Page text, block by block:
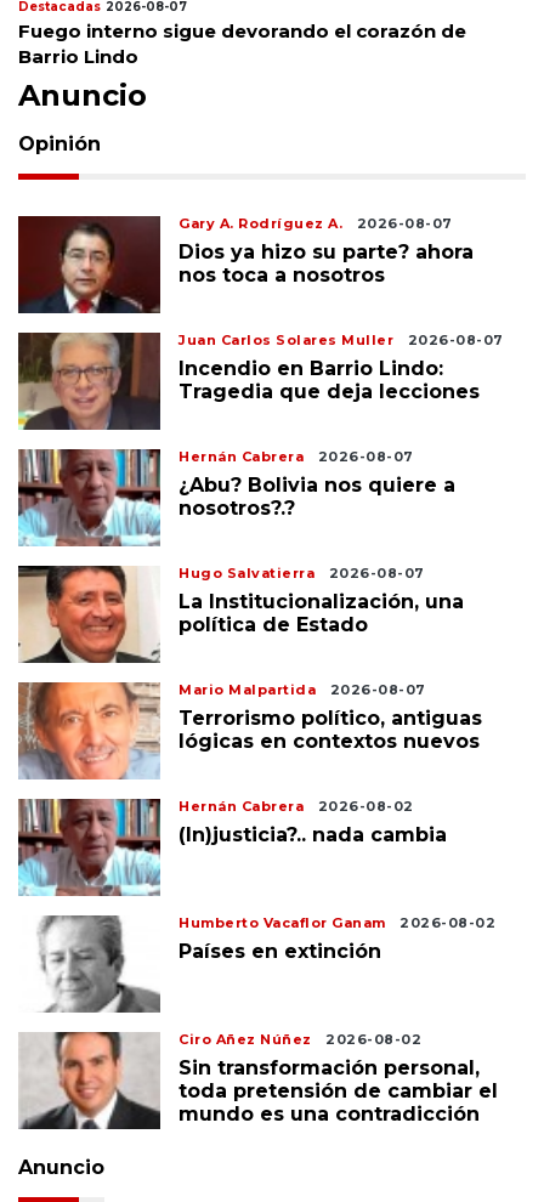
Destacadas 2026-08-07
Fuego interno sigue devorando el corazón de
Barrio Lindo
Anuncio
Opinión
Gary A. Rodríguez A. 2026-08-07
Dios ya hizo su parte? ahora
nos toca a nosotros
Juan Carlos Solares Muller 2026-08-07
Incendio en Barrio Lindo:
Tragedia que deja lecciones
Hernán Cabrera 2026-08-07
¿Abu? Bolivia nos quiere a
nosotros?.?
Hugo Salvatierra 2026-08-07
La Institucionalización, una
política de Estado
Mario Malpartida 2026-08-07
Terrorismo político, antiguas
lógicas en contextos nuevos
Hernán Cabrera 2026-08-02
(In)justicia?.. nada cambia
Humberto Vacaflor Ganam 2026-08-02
Países en extinción
Ciro Añez Núñez 2026-08-02
Sin transformación personal,
toda pretensión de cambiar el
mundo es una contradicción
Anuncio